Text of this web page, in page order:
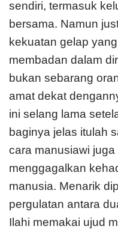
sendiri, termasuk
bersama. Namun
kekuatan gelap
membadan dalam
bukan sebarang
amat dekat
ini selang lama
baginya jelas itulah
cara manusiawi
menggagalkan
manusia. Menarik
pergulatan antara
Ilahi memakai ujud